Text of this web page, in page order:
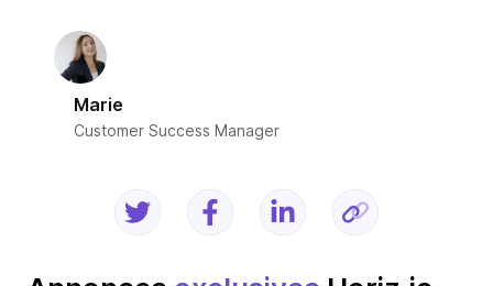
Marie
Customer Success Manager